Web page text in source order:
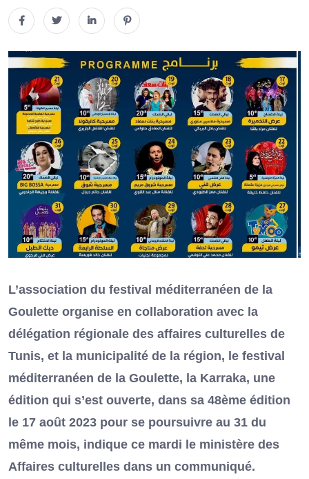
L’association du festival méditerranéen de la
Goulette organise en collaboration avec la
délégation régionale des affaires culturelles de
Tunis, et la municipalité de la région, le festival
méditerranéen de la Goulette, la Karraka, une
édition qui s’est ouverte, dans sa 48ème édition
le 17 août 2023 pour se poursuivre au 31 du
même mois, indique ce mardi le ministère des
Affaires culturelles dans un communiqué.